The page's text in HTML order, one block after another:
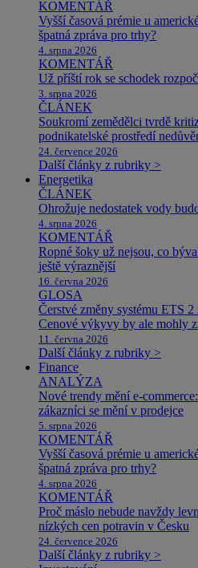
KOMENTÁŘ
Vyšší časová prémie u
špatná zpráva pro trhy?
4. srpna 2026
KOMENTÁŘ
Už příští rok se schodek
3. srpna 2026
ČLÁNEK
Soukromí zemědělci tvrdě
podnikatelské prostředí
24. července 2026
Další články z rubriky >
Energetika
ČLÁNEK
Ohrožuje nedostatek vody
4. srpna 2026
KOMENTÁŘ
Ropné šoky už nejsou, co
ještě výraznější
16. června 2026
GLOSA
Čerstvé změny systému ETS
Cenové výkyvy by ale mohly
11. června 2026
Další články z rubriky >
Finance
ANALÝZA
Nové trendy mění e-
zákazníci se mění v prodejce
5. srpna 2026
KOMENTÁŘ
Vyšší časová prémie u
špatná zpráva pro trhy?
4. srpna 2026
KOMENTÁŘ
Proč máslo nebude navždy
nízkých cen potravin v Česku
24. července 2026
Další články z rubriky >